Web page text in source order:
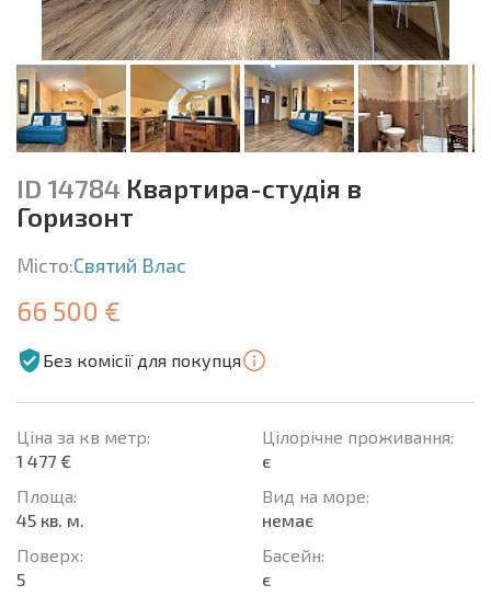
ID 14784 Квартира-студія в
Горизонт
Місто:Святий Влас
66 500 €
Без комісії для покупця
Ціна за кв метр:
1 477 €
Площа:
45 кв. м.
Поверх:
5
Цілорічне проживання:
є
Вид на море:
немає
Баcейн:
є